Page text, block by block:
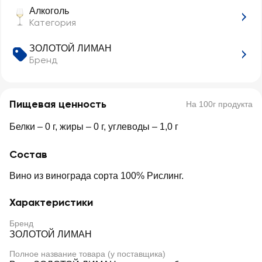
Алкоголь
Категория
ЗОЛОТОЙ ЛИМАН
Бренд
Пищевая ценность На 100г продукта
Белки – 0 г, жиры – 0 г, углеводы – 1,0 г
Состав
Вино из винограда сорта 100% Рислинг.
Характеристики
Бренд
ЗОЛОТОЙ ЛИМАН
Полное название товара (у поставщика)